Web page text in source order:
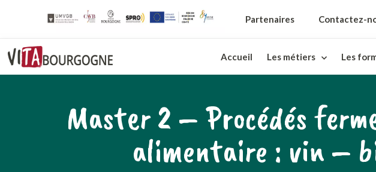
Partenaires Contactez-
Accueil Les métiers Les
Master 2 – Procédés
alimentaire : vin –